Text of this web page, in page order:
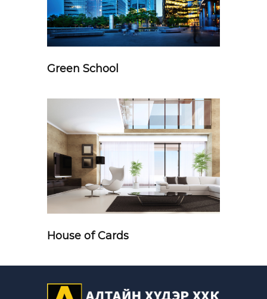
Green School
House of Cards